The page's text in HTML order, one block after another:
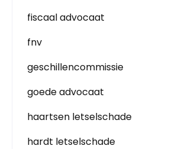
fiscaal advocaat
fnv
geschillencommissie
goede advocaat
haartsen letselschade
hardt letselschade